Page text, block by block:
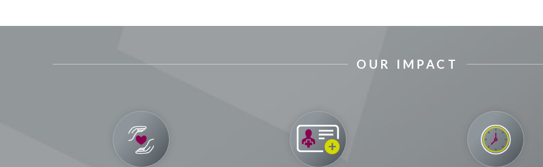
OUR IMPACT